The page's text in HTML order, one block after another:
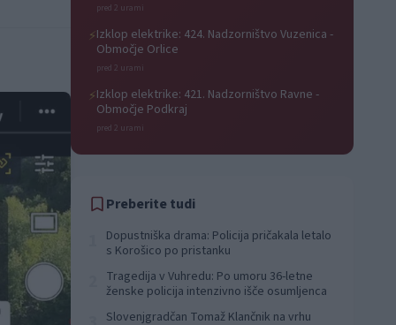
pred 2 urami
⚡Izklop elektrike: 424. Nadzorništvo Vuzenica -
Območje Orlice
pred 2 urami
⚡Izklop elektrike: 421. Nadzorništvo Ravne -
Območje Podkraj
pred 2 urami
Preberite tudi
Dopustniška drama: Policija pričakala letalo
s Korošico po pristanku
Tragedija v Vuhredu: Po umoru 36-letne
ženske policija intenzivno išče osumljenca
Slovenjgradčan Tomaž Klančnik na vrhu